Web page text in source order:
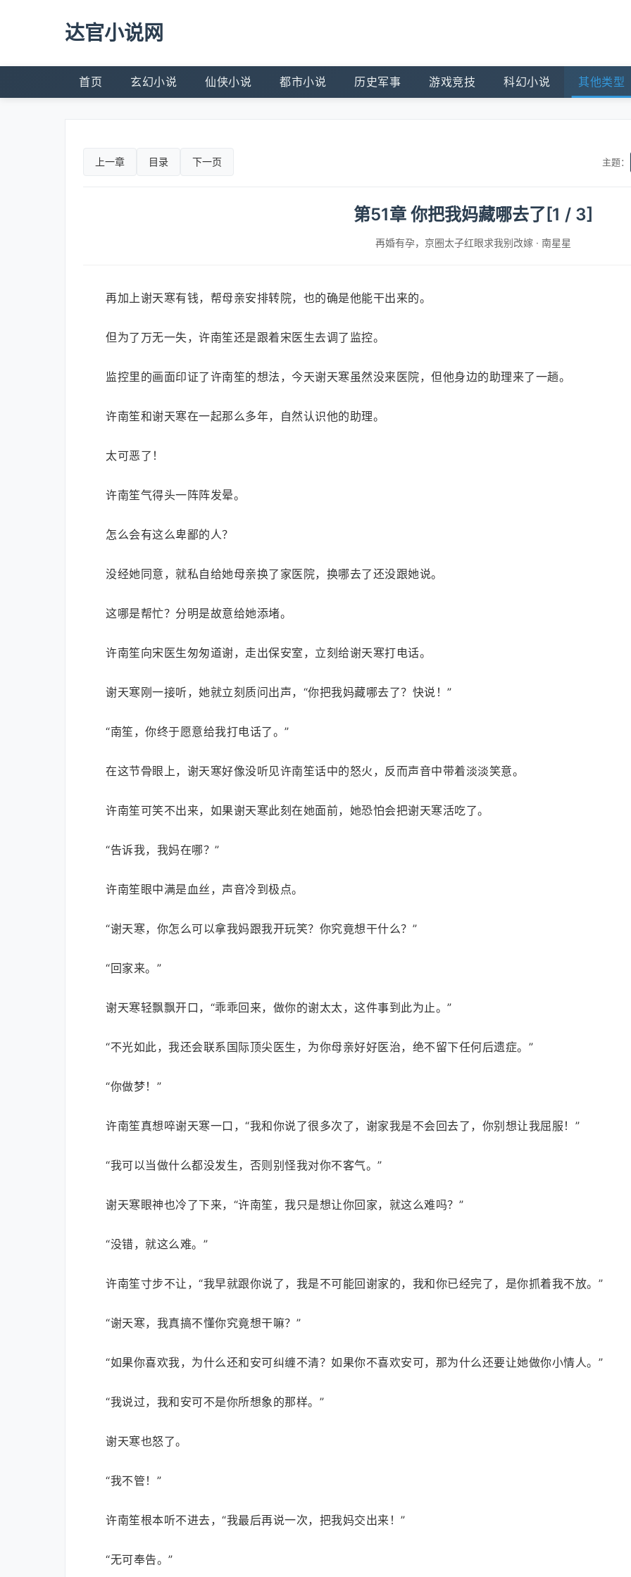
达官小说网
首页 玄幻小说 仙侠小说 都市小说 历史军事 游戏竞技 科幻小说 其他类型
上一章 目录 下一页 主题：
第51章 你把我妈藏哪去了[1 / 3]
再婚有孕，京圈太子红眼求我别改嫁 · 南星星
再加上谢天寒有钱，帮母亲安排转院，也的确是他能干出来的。
但为了万无一失，许南笙还是跟着宋医生去调了监控。
监控里的画面印证了许南笙的想法，今天谢天寒虽然没来医院，但他身边的助理来了一趟。
许南笙和谢天寒在一起那么多年，自然认识他的助理。
太可恶了！
许南笙气得头一阵阵发晕。
怎么会有这么卑鄙的人？
没经她同意，就私自给她母亲换了家医院，换哪去了还没跟她说。
这哪是帮忙？分明是故意给她添堵。
许南笙向宋医生匆匆道谢，走出保安室，立刻给谢天寒打电话。
谢天寒刚一接听，她就立刻质问出声，“你把我妈藏哪去了？快说！”
“南笙，你终于愿意给我打电话了。”
在这节骨眼上，谢天寒好像没听见许南笙话中的怒火，反而声音中带着淡淡笑意。
许南笙可笑不出来，如果谢天寒此刻在她面前，她恐怕会把谢天寒活吃了。
“告诉我，我妈在哪？”
许南笙眼中满是血丝，声音冷到极点。
“谢天寒，你怎么可以拿我妈跟我开玩笑？你究竟想干什么？”
“回家来。”
谢天寒轻飘飘开口，“乖乖回来，做你的谢太太，这件事到此为止。”
“不光如此，我还会联系国际顶尖医生，为你母亲好好医治，绝不留下任何后遗症。”
“你做梦！”
许南笙真想啐谢天寒一口，“我和你说了很多次了，谢家我是不会回去了，你别想让我屈服！”
“我可以当做什么都没发生，否则别怪我对你不客气。”
谢天寒眼神也冷了下来，“许南笙，我只是想让你回家，就这么难吗？”
“没错，就这么难。”
许南笙寸步不让，“我早就跟你说了，我是不可能回谢家的，我和你已经完了，是你抓着我不放。”
“谢天寒，我真搞不懂你究竟想干嘛？”
“如果你喜欢我，为什么还和安可纠缠不清？如果你不喜欢安可，那为什么还要让她做你小情人。”
“我说过，我和安可不是你所想象的那样。”
谢天寒也怒了。
“我不管！”
许南笙根本听不进去，“我最后再说一次，把我妈交出来！”
“无可奉告。”